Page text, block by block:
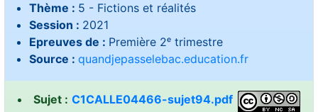
Thème : 5 - Fictions et réalités
Session : 2021
Epreuves de : Première 2ᵉ trimestre
Source : quandjepasselebac.education.fr
Sujet : C1CALLE04466-sujet94.pdf